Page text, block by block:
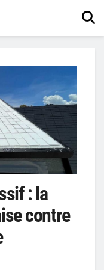
: la
contre